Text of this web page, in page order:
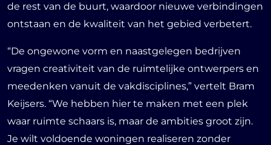
de rest van de buurt, waardoor nieuwe verbindingen
ontstaan en de kwaliteit van het gebied verbetert.
“De ongewone vorm en naastgelegen bedrijven
vragen creativiteit van de ruimtelijke ontwerpers en
meedenken vanuit de vakdisciplines,” vertelt Bram
Keijsers. “We hebben hier te maken met een plek
waar ruimte schaars is, maar de ambities groot zijn.
Je wilt voldoende woningen realiseren zonder